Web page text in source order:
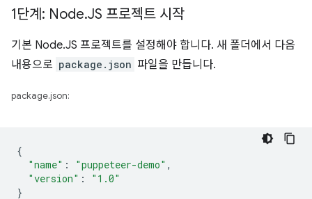
1단계: Node.JS 프로젝트 시작
기본 Node.JS 프로젝트를 설정해야 합니다. 새 폴더에서 다음
내용으로 package.json 파일을 만듭니다.
package.json:
{
"name" : "puppeteer-demo" ,
"version" :
"1.0"
}